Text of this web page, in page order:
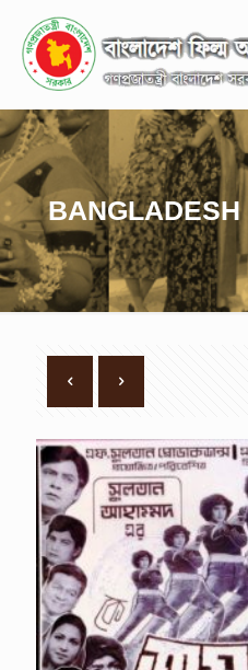
BANGLADESH